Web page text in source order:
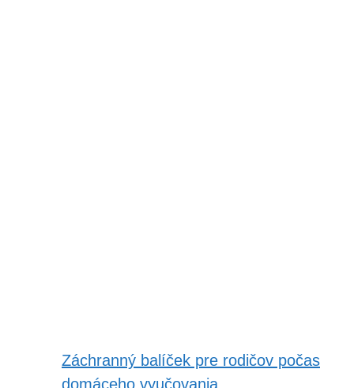
Záchranný balíček pre rodičov počas
domáceho vyučovania